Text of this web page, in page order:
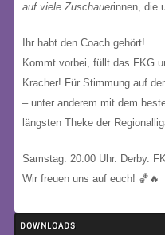
DOWNLOADS
auf viele Zuschauerinnen, die
Ihr habt den Coach gehört!
Kommt vorbei, füllt das FKG
Kracher! Für Stimmung auf
– unter anderem mit dem
längsten Theke der
Samstag. 20:00 Uhr. Derby.
Wir freuen uns auf euch! 🏀🔥